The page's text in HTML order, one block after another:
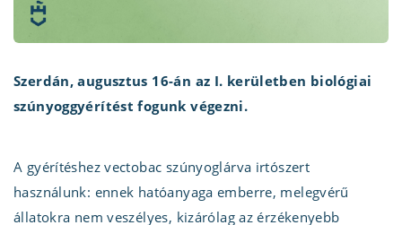
Szerdán, augusztus 16-án az I. kerületben biológiai
szúnyoggyérítést fogunk végezni.
A gyérítéshez vectobac szúnyoglárva irtószert
használunk: ennek hatóanyaga emberre, melegvérű
állatokra nem veszélyes, kizárólag az érzékenyebb